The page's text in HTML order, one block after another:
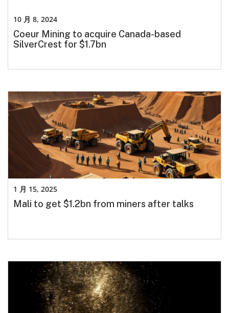
Coeur Mining to acquire Canada-based
SilverCrest for $1.7bn
10 月 8, 2024
Mali to get $1.2bn from miners after talks
1 月 15, 2025